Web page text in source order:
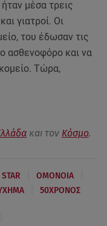
μέσα τρεις
γιατροί. Οι
του έδωσαν τις
ασθενοφόρο και να
Τώρα,
και τον Κόσμο.
ΟΜΟΝΟΙΑ
50ΧΡΟΝΟΣ